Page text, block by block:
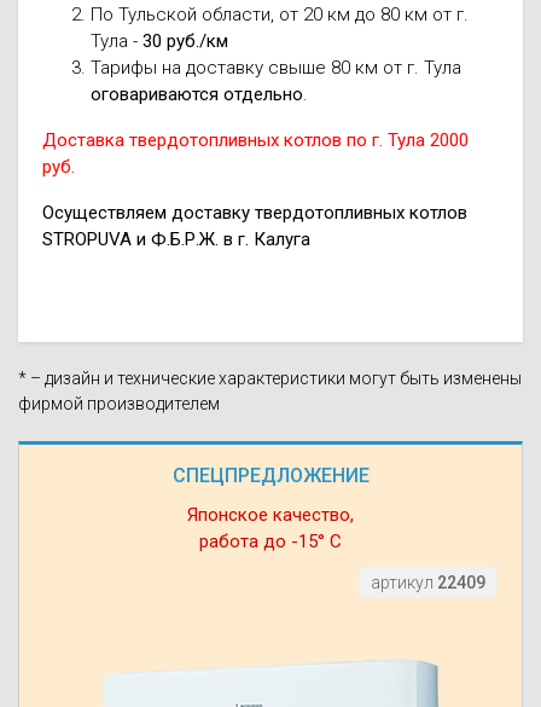
СПЕЦПРЕДЛОЖЕНИЕ
Японское качество,
работа до -15° С
артикул 22409
По Тульской области, от 20 км до 80 км от г.
Тула - 30 руб./км
Тарифы на доставку свыше 80 км от г. Тула
оговариваются отдельно.
Доставка твердотопливных котлов по г. Тула 2000
руб.
Осуществляем доставку твердотопливных котлов
STROPUVA и Ф.Б.Р.Ж. в г. Калуга
* – дизайн и технические характеристики могут быть изменены
фирмой производителем